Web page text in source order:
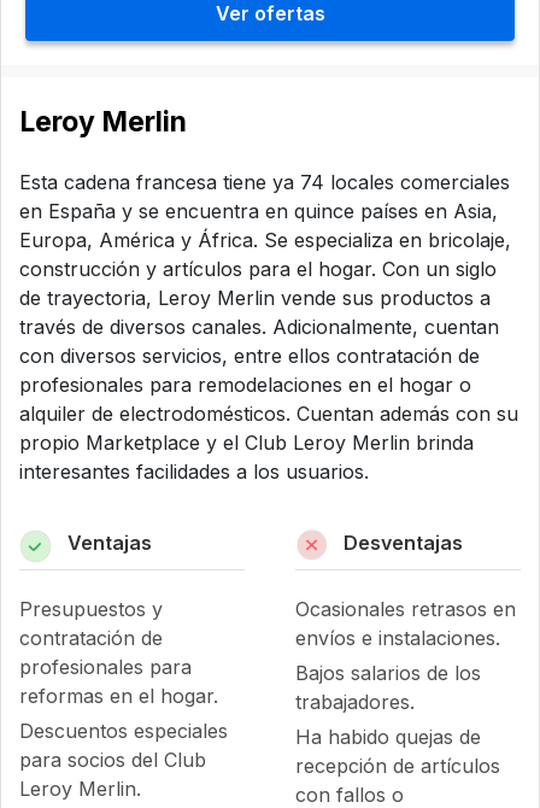
Ver ofertas
Leroy Merlin
Esta cadena francesa tiene ya 74 locales comerciales
en España y se encuentra en quince países en Asia,
Europa, América y África. Se especializa en bricolaje,
construcción y artículos para el hogar. Con un siglo
de trayectoria, Leroy Merlin vende sus productos a
través de diversos canales. Adicionalmente, cuentan
con diversos servicios, entre ellos contratación de
profesionales para remodelaciones en el hogar o
alquiler de electrodomésticos. Cuentan además con su
propio Marketplace y el Club Leroy Merlin brinda
interesantes facilidades a los usuarios.
Ventajas
Presupuestos y
contratación de
profesionales para
reformas en el hogar.
Descuentos especiales
para socios del Club
Leroy Merlin.
Desventajas
Ocasionales retrasos en
envíos e instalaciones.
Bajos salarios de los
trabajadores.
Ha habido quejas de
recepción de artículos
con fallos o